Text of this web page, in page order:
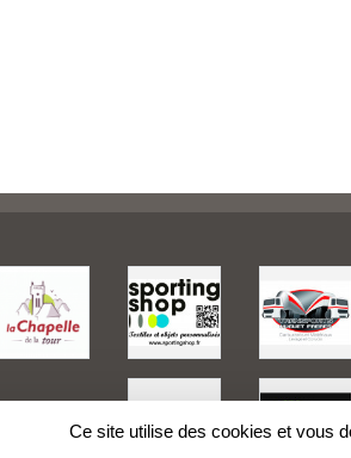
Ce site utilise des cookies et vous